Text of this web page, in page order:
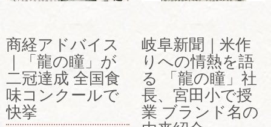
商経アドバイス
｜「龍の瞳」が
二冠達成 全国食
味コンクールで
快挙
岐阜新聞｜米作
りへの情熱を語
る 「龍の瞳」社
長、宮田小で授
業 ブランド名の